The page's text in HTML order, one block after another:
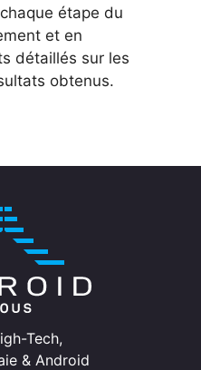
étape du
et en
détaillés sur les
obtenus.
Tech,
& Android